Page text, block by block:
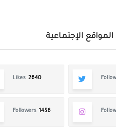
المواقع الإجتماعية
Likes 2640
Followers 1456